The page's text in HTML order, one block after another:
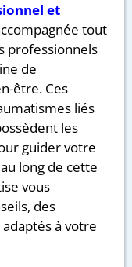
et
tout
professionnels
de
être. Ces
liés
les
guider votre
long de cette
vous
des
à votre